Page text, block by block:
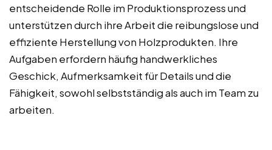
entscheidende Rolle im Produktionsprozess und
unterstützen durch ihre Arbeit die reibungslose und
effiziente Herstellung von Holzprodukten. Ihre
Aufgaben erfordern häufig handwerkliches
Geschick, Aufmerksamkeit für Details und die
Fähigkeit, sowohl selbstständig als auch im Team zu
arbeiten.